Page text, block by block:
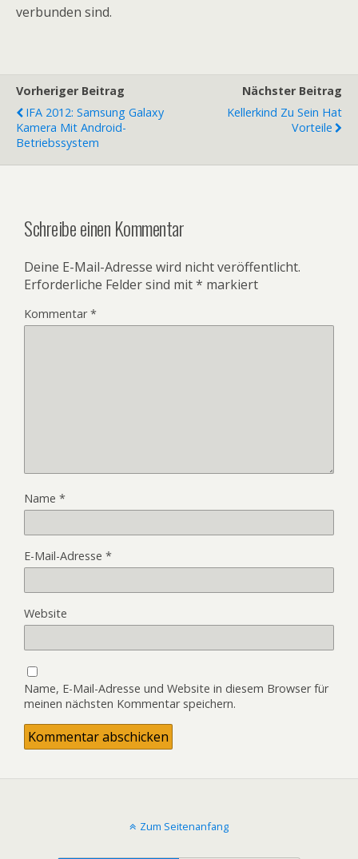
verbunden sind.
Vorheriger Beitrag
IFA 2012: Samsung Galaxy
Kamera Mit Android-
Betriebssystem
Nächster Beitrag
Kellerkind Zu Sein Hat
Vorteile
Schreibe einen Kommentar
Deine E-Mail-Adresse wird nicht veröffentlicht.
Erforderliche Felder sind mit* markiert
Kommentar*
Name *
E-Mail-Adresse *
Website
Name, E-Mail-Adresse und Website in diesem Browser für
meinen nächsten Kommentar speichern.
Zum Seitenanfang